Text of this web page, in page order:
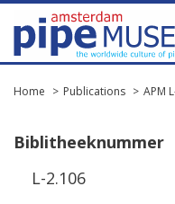
Home Publications APM
Biblitheeknummer
L-2.106